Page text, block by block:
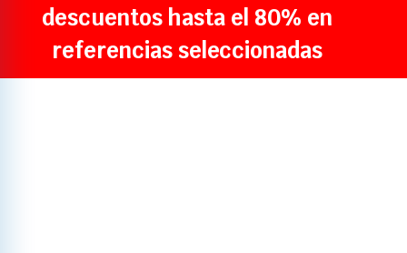
descuentos hasta el 80% en
referencias seleccionadas